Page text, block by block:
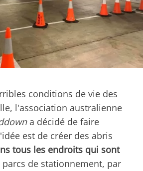
conditions de vie des
l'association australienne
a décidé de faire
est de créer des abris
tous les endroits qui sont
parcs de stationnement, par